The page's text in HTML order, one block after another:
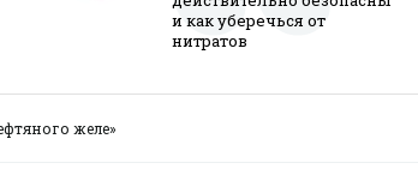
и как уберечься от
нитратов
желе»